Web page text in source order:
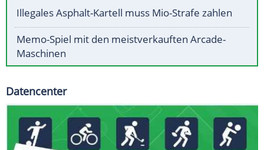
Illegales Asphalt-Kartell muss Mio-Strafe zahlen
Memo-Spiel mit den meistverkauften Arcade-
Maschinen
Datencenter